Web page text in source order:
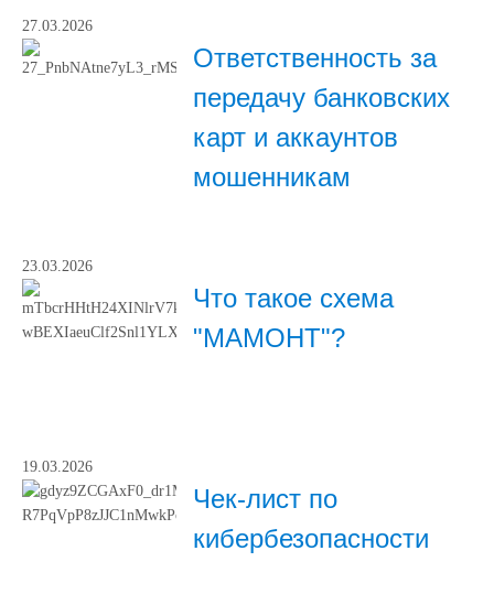
27.03.2026
Ответственность за
передачу банковских
карт и аккаунтов
мошенникам
23.03.2026
Что такое схема
"МАМОНТ"?
19.03.2026
Чек-лист по
кибербезопасности